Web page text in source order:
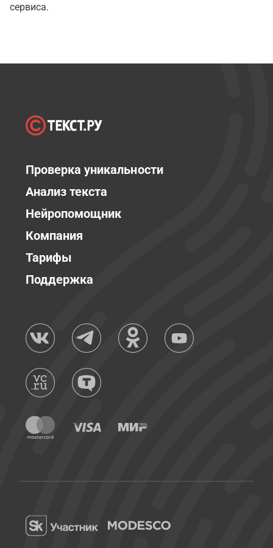
сервиса.
Проверка уникальности
Анализ текста
Нейропомощник
Компания
Тарифы
Поддержка